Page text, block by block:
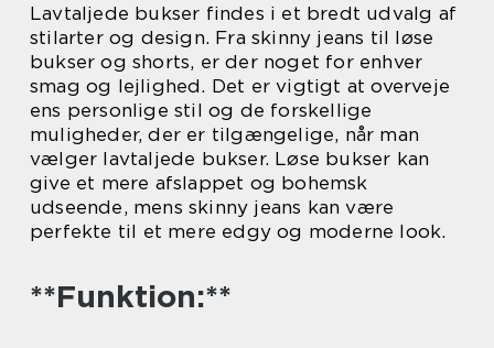
Lavtaljede bukser findes i et bredt udvalg af
stilarter og design. Fra skinny jeans til løse
bukser og shorts, er der noget for enhver
smag og lejlighed. Det er vigtigt at overveje
ens personlige stil og de forskellige
muligheder, der er tilgængelige, når man
vælger lavtaljede bukser. Løse bukser kan
give et mere afslappet og bohemsk
udseende, mens skinny jeans kan være
perfekte til et mere edgy og moderne look.
**Funktion:**